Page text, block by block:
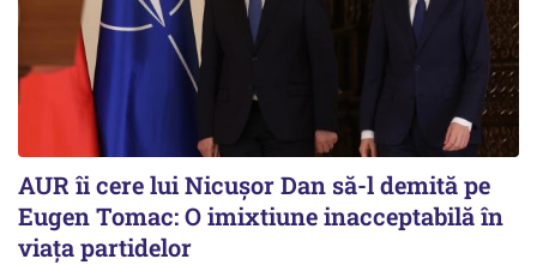
AUR îi cere lui Nicușor Dan să-l demită pe
Eugen Tomac: O imixtiune inacceptabilă în
viața partidelor